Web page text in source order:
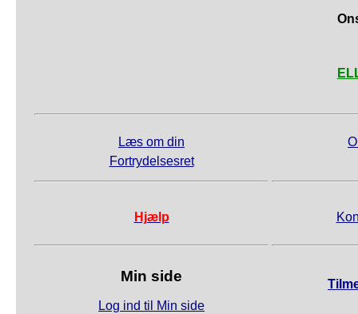
Læs om din
Fortrydelsesret
Hjælp
Min side
Log ind til Min side